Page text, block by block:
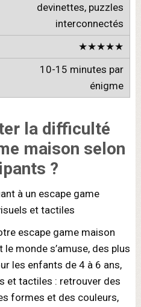
devinettes, puzzles
interconnectés
★★★★★
10-15 minutes par
énigme
la difficulté
maison selon
?
escape game maison
monde s’amuse, des plus
les enfants de 4 à 6 ans,
et tactiles : retrouver des
formes et des couleurs,